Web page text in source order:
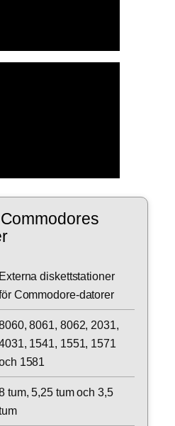
Externa diskettstationer
Commodore-datorer
8061, 8062, 2031,
1541, 1551, 1571
1581
tum, 5,25 tum och 3,5